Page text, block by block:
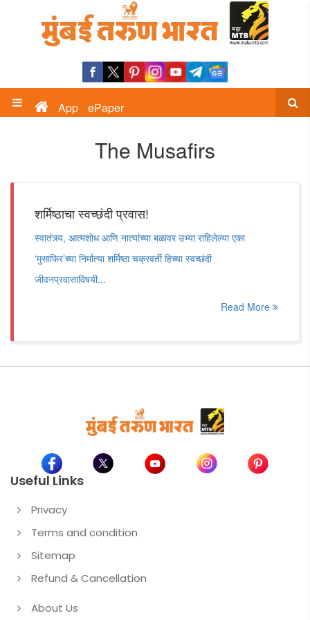
App ePaper
The Musafirs
शर्मिष्ठाचा स्वच्छंदी प्रवास!
स्वातंत्र्य, आत्मशोध आणि नात्यांच्या बळावर उभ्या राहिलेल्या एका
‌‘मुसाफिर‌’च्या निर्मात्या शर्मिष्ठा चक्रवर्ती हिच्या स्वच्छंदी
जीवनप्रवासाविषयी...
Read More
Useful Links
Privacy
Terms and condition
Sitemap
Refund & Cancellation
About Us